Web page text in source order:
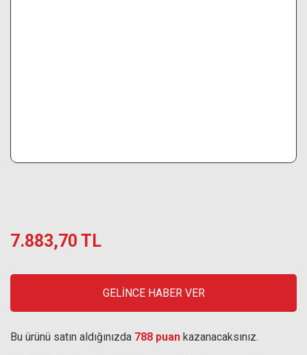
7.883,70 TL
GELİNCE HABER VER
Bu ürünü satın aldığınızda 788 puan kazanacaksınız.